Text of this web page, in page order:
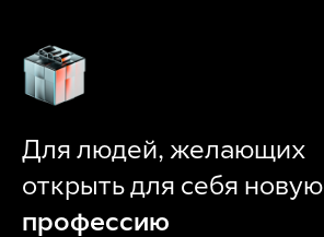
Для людей, желающих
открыть для себя новую
профессию